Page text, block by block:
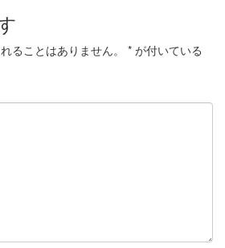
ることはありません。 * が付いている